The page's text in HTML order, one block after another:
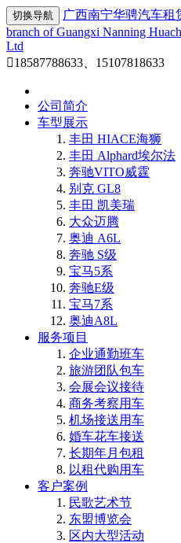
切换导航 广西南宁华骋汽车租
branch of Guangxi Nanning
Ltd
18587788633、15107818633
公司简介
车型展示
丰田 HIACE海狮
丰田 Alphard埃尔法
奔驰VITO威霆
别克 GL8
丰田 凯美瑞
大众迈腾
奥迪 A6L
奔驰 S级
宝马5系
奔驰E级
宝马7系
奥迪A8L
服务项目
企业通勤班车
旅游团队包车
会展会议接待
商务考察用车
机场接送用车
婚车花车接送
长期年月包租
以租代购用车
客户案例
民歌艺术节
东盟博览会
区内大型活动